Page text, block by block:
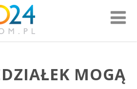
MOGĄ